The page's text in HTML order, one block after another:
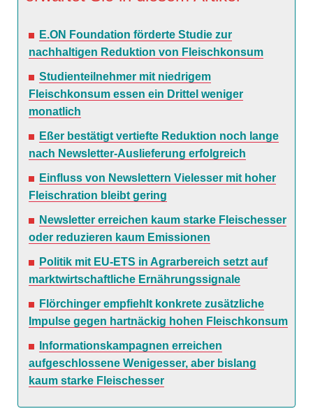
E.ON Foundation förderte Studie zur
nachhaltigen Reduktion von Fleischkonsum
Studienteilnehmer mit niedrigem
Fleischkonsum essen ein Drittel weniger
monatlich
Eßer bestätigt vertiefte Reduktion noch lange
nach Newsletter-Auslieferung erfolgreich
Einfluss von Newslettern Vielesser mit hoher
Fleischration bleibt gering
Newsletter erreichen kaum starke Fleischesser
oder reduzieren kaum Emissionen
Politik mit EU-ETS in Agrarbereich setzt auf
marktwirtschaftliche Ernährungssignale
Flörchinger empfiehlt konkrete zusätzliche
Impulse gegen hartnäckig hohen Fleischkonsum
Informationskampagnen erreichen
aufgeschlossene Wenigesser, aber bislang
kaum starke Fleischesser